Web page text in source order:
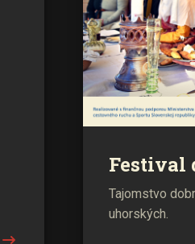
Festival
Tajomstvo
uhorských.